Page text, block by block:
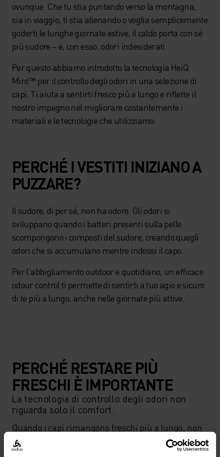
ovunque. Che tu stia puntando verso la montagna,
sia in viaggio, ti stia allenando o voglia semplicemente
goderti le lunghe giornate estive, il caldo porta con sé
più sudore – e, con esso, odori indesiderati.
Per questo abbiamo introdotto la tecnologia HeiQ
Mint™ per il controllo degli odori in una selezione di
capi. Ti aiuta a sentirti fresco più a lungo e riflette il
nostro impegno nel migliorare costantemente i
materiali e le tecnologie che utilizziamo.
PERCHÉ I VESTITI INIZIANO A
PUZZARE?
Il sudore, di per sé, non ha odore. Gli odori si
sviluppano quando i batteri presenti sulla pelle
scompongono i composti del sudore, creando quegli
odori che si accumulano mentre indossi il capo.
Per l'abbigliamento outdoor e quotidiano, un efficace
odour control ti permette di sentirti a tuo agio e sicuro
di te più a lungo, anche nelle giornate più attive.
PERCHÉ RESTARE PIÙ
FRESCHI È IMPORTANTE
La tecnologia di controllo degli odori non
riguarda solo il comfort.
Quando i capi rimangono freschi più a lungo, non
hanno bisogno di essere lavati così spesso. Ciò
significa meno lavaggi in lavatrice, il che può